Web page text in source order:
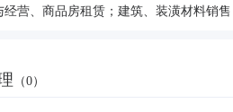
营、商品房租赁；建筑、装潢材料销
（0）